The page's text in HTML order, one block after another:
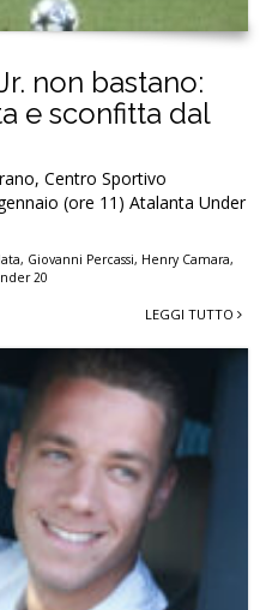
non bastano:
e sconfitta dal
Centro Sportivo
(ore 11) Atalanta Under
, Giovanni Percassi, Henry Camara,
20
LEGGI TUTTO